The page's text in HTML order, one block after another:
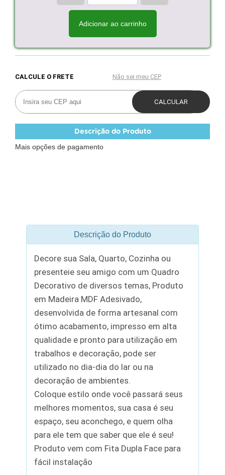
Adicionar ao carrinho
Descrição do Produto
Mais opções de pagamento
Descrição do Produto
Decore sua Sala, Quarto, Cozinha ou
presenteie seu amigo com um Quadro
Decorativo de diversos temas, Produto
em Madeira MDF Adesivado,
desenvolvida de forma artesanal com
ótimo acabamento, impresso em alta
qualidade e pronto para utilização em
trabalhos e decoração, pode ser
utilizado no dia-dia do lar ou na
decoração de ambientes.
Coloque estilo onde você passará seus
melhores momentos, sua casa é seu
espaço, seu aconchego, e quem olha
para ele tem que saber que ele é seu!
Produto vem com Fita Dupla Face para
fácil instalação